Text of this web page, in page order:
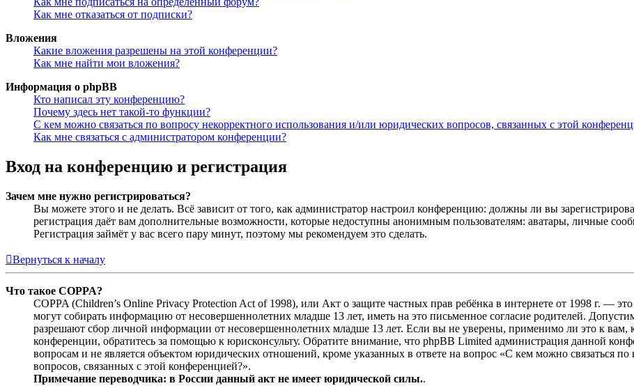
Как мне отказаться от подписки?
Вложения
Какие вложения разрешены на этой конференции?
Как мне найти мои вложения?
Информация о phpBB
Кто написал эту конференцию?
Почему здесь нет такой-то функции?
С кем можно связаться по вопросу некорректного использования и/или юридических вопросов, связанных с этой
Как мне связаться с администратором конференции?
Вход на конференцию и регистрация
Зачем мне нужно регистрироваться?
Вы можете этого и не делать. Всё зависит от того, как администратор настроил конференцию: должны ли вы
регистрация даёт вам дополнительные возможности, которые недоступны анонимным пользователям: аватары, личные
Регистрация займёт у вас всего пару минут, поэтому мы рекомендуем это сделать.
Вернуться к началу
Что такое COPPA?
COPPA (Children’s Online Privacy Protection Act of 1998), или Акт о защите частных прав ребёнка в интернете от 1998 г. —
могут собирать информацию от несовершеннолетних младше 13 лет, иметь на это письменное согласие родителей.
разрешают сбор личной информации от несовершеннолетних младше 13 лет. Если вы не уверены, применимо ли это к
конференции, обратитесь за помощью к юрисконсульту. Обратите внимание, что phpBB Limited администрация данной
вопросам и не является объектом юридических отношений, кроме указанных в ответе на вопрос «С кем можно связаться
вопросов, связанных с этой конференцией?».
Примечание переводчика: в России данный акт не имеет юридической силы..